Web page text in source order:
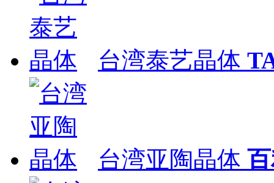
台湾泰艺晶体
台湾亚陶晶体